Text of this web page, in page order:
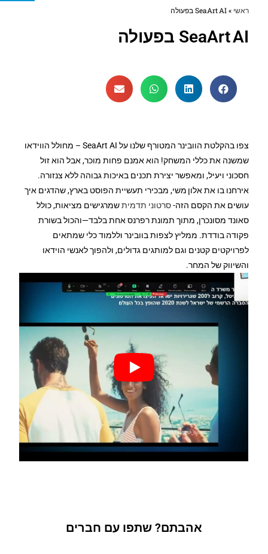
ראשי »SeaArt AI בפעולה
SeaArt AI בפעולה
צפו בהקלטת הוובינר המטורף שלנו על SeaArt AI – מחולל הווידאו
שמשנה את כללי המשחק! הוא אמנם פחות מוכר, אבל הוא זול
חסכוני ויעיל, ומאפשר יצירת תכנים באיכות גבוהה ללא צנזורה.
אירחנו בו את אלון משי, מבכירי תעשיית הפוסט בארץ, שהדגים איך
עושים את הקסם הזה-סרטוני תדמיתשמרגישים מציאות, כולל
סאונד מסונכרן, מתוך תמונת רפרנס אחת בלבד—והכול בשורת
פקודה בודדת. ממליץ לצפות בוובינר וללמוד כלי שמתאים
לפרויקטים קטנים וגם למותגים גדולים, ולהפוך לאנשי הוידאו
והשיווק של המחר.
אהבתם? שתפו עם חברים